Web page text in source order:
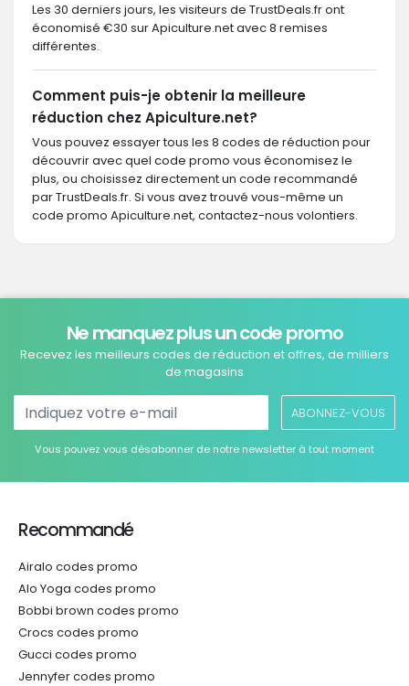
Les 30 derniers jours, les visiteurs de TrustDeals.fr ont
économisé €30 sur Apiculture.net avec 8 remises
différentes.
Comment puis-je obtenir la meilleure
réduction chez Apiculture.net?
Vous pouvez essayer tous les 8 codes de réduction pour
découvrir avec quel code promo vous économisez le
plus, ou choisissez directement un code recommandé
par TrustDeals.fr. Si vous avez trouvé vous-même un
code promo Apiculture.net, contactez-nous volontiers.
Ne manquez plus un code promo
Recevez les meilleurs codes de réduction et offres, de milliers
de magasins
ABONNEZ-VOUS
Vous pouvez vous désabonner de notre newsletter à tout moment
Recommandé
Airalo codes promo
Alo Yoga codes promo
Bobbi brown codes promo
Crocs codes promo
Gucci codes promo
Jennyfer codes promo